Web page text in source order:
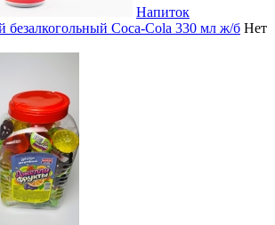
Напиток
безалкогольный Coca-Cola 330 мл ж/б Нет